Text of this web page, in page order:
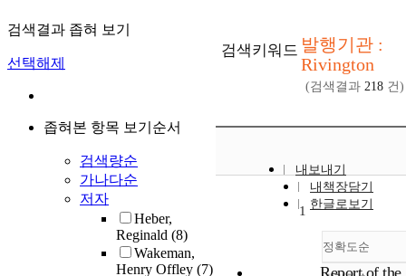
검색결과 좁혀 보기
선택해제
좁혀본 항목 보기순서
검색량순
가나다순
저자
Heber,
Reginald (8)
Wakeman,
Henry Offley (7)
검색키워드 발행기관 :
Rivington
(검색결과 218 건)
내보내기
내책장담기
한글로보기
정확도순
1